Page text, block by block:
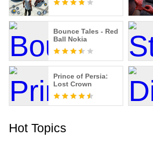
Bounce Tales - Red
Ball Nokia
Prince of Persia:
Lost Crown
Hot Topics